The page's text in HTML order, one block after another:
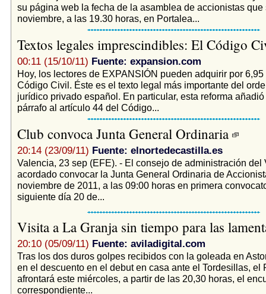
su página web la fecha de la asamblea de accionistas que
noviembre, a las 19.30 horas, en Portalea...
Textos legales imprescindibles: El Código
00:11 (15/10/11) Fuente: expansion.com
Hoy, los lectores de EXPANSIÓN pueden adquirir por 6,95
Código Civil. Éste es el texto legal más importante del
jurídico privado español. En particular, esta reforma
párrafo al artículo 44 del Código...
Club convoca Junta General Ordinaria
20:14 (23/09/11) Fuente: elnortedecastilla.es
Valencia, 23 sep (EFE). - El consejo de administración del
acordado convocar la Junta General Ordinaria de
noviembre de 2011, a las 09:00 horas en primera
siguiente día 20 de...
Visita a La Granja sin tiempo para las
20:10 (05/09/11) Fuente: aviladigital.com
Tras los dos duros golpes recibidos con la goleada en
en el descuento en el debut en casa ante el Tordesillas, el
afrontará este miércoles, a partir de las 20,30 horas, el
correspondiente...